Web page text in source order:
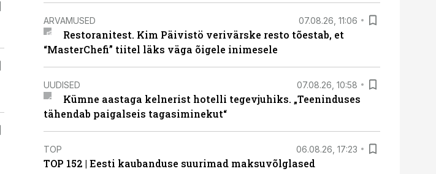
ARVAMUSED 07.08.26, 11:06
Restoranitest. Kim Päivistö verivärske resto tõestab, et
“MasterChefi” tiitel läks väga õigele inimesele
UUDISED 07.08.26, 10:58
Kümne aastaga kelnerist hotelli tegevjuhiks. „Teeninduses
tähendab paigalseis tagasiminekut“
TOP 06.08.26, 17:23
TOP 152 | Eesti kaubanduse suurimad maksuvõlglased